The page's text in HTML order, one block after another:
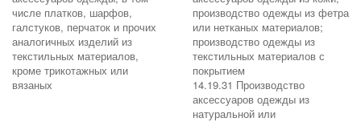
числе платков, шарфов,
галстуков, перчаток и прочих
аналогичных изделий из
текстильных материалов,
кроме трикотажных или
вязаных
производство одежды из фетра
или нетканых материалов;
производство одежды из
текстильных материалов с
покрытием
14.19.31 Производство
аксессуаров одежды из
натуральной или